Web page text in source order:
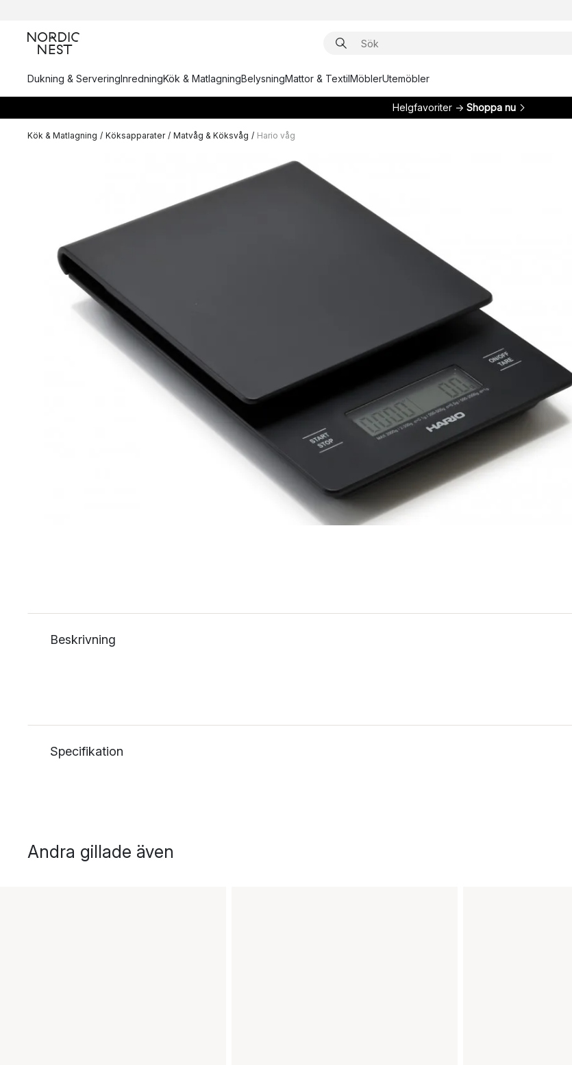
Dukning & ServeringInredningKök & MatlagningBelysningMattor & TextilMöblerUtemöbler
Helgfavoriter → Shoppa nu
Kök & Matlagning / Köksapparater / Matvåg & Köksvåg / Hario våg
Beskrivning
Specifikation
Andra gillade även